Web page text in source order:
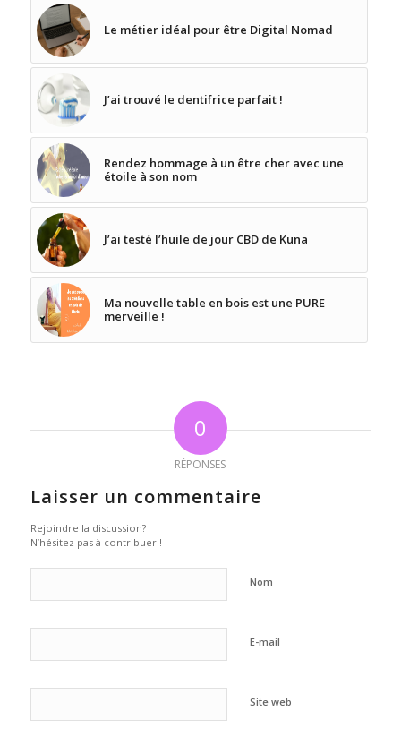
Le métier idéal pour être Digital Nomad
J’ai trouvé le dentifrice parfait !
Rendez hommage à un être cher avec une
étoile à son nom
J’ai testé l’huile de jour CBD de Kuna
Ma nouvelle table en bois est une PURE
merveille !
0
RÉPONSES
Laisser un commentaire
Rejoindre la discussion?
N’hésitez pas à contribuer !
Nom
E-mail
Site web